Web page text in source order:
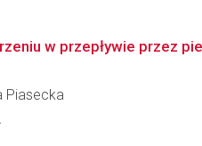
w przepływie przez
Piasecka